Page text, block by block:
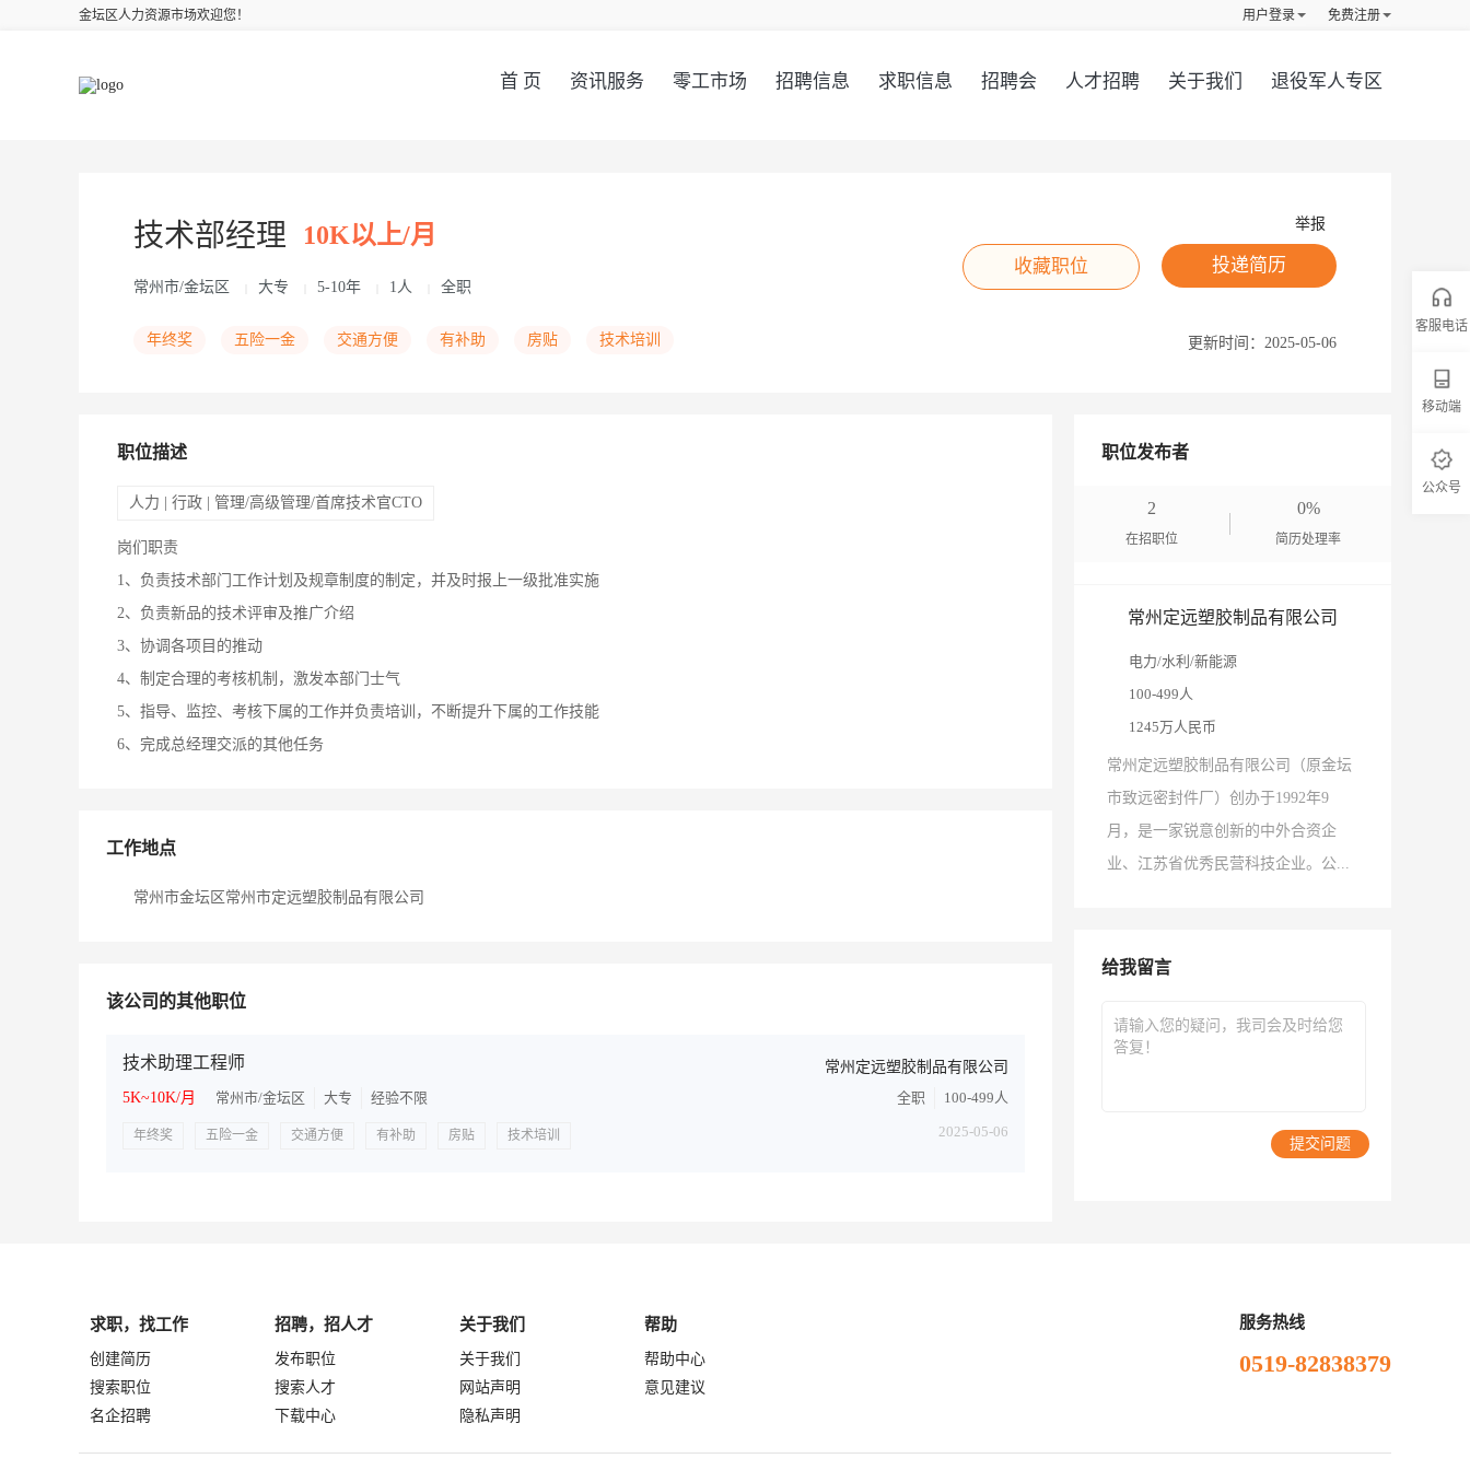
金坛区人力资源市场欢迎您！ 免费注册
用户登录
首 页 资讯服务 零工市场 招聘信息 求职信息 招聘会 人才招聘 关于我们 退役军人专区
技术部经理 10K以上/月
常州市/金坛区 大专 5-10年 1人 全职
年终奖 五险一金 交通方便 有补助 房贴 技术培训
举报
投递简历
收藏职位
更新时间： 2025-05-06
职位描述
人力 | 行政 | 管理/高级管理/首席技术官CTO
岗们职责
1、负责技术部门工作计划及规章制度的制定，并及时报上一级批准实施
2、负责新品的技术评审及推广介绍
3、协调各项目的推动
4、制定合理的考核机制，激发本部门士气
5、指导、监控、考核下属的工作并负责培训，不断提升下属的工作技能
6、完成总经理交派的其他任务
工作地点
常州市金坛区常州市定远塑胶制品有限公司
该公司的其他职位
技术助理工程师
常州定远塑胶制品有限公司
5K~10K/月
常州市/金坛区 大专 经验不限 全职 100-499人
年终奖 五险一金 交通方便 有补助 房贴 技术培训 2025-05-06
职位发布者
2
在招职位
0%
简历处理率
常州定远塑胶制品有限公司
电力/水利/新能源
100-499人
1245万人民币
常州定远塑胶制品有限公司（原金坛
市致远密封件厂）创办于1992年9
月，是一家锐意创新的中外合资企
业、江苏省优秀民营科技企业。公...
给我留言
提交问题
服务热线
0519-82838379
求职，找工作
创建简历
搜索职位
名企招聘
招聘，招人才
发布职位
搜索人才
下载中心
关于我们
关于我们
网站声明
隐私声明
帮助
帮助中心
意见建议
客服电话
移动端
公众号